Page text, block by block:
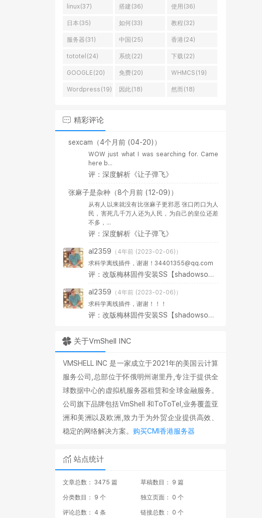
linux(37) 搭建(36) 使用(36)
日本(35) 如何(33) 教程(32)
服务器(31) 中国(25) 香港(24)
tototel(24) 系统(22) 下载(22)
GOOGLE(20) 免费(20) WHMCS(19)
Wordpress(19) 因此(18) 然而(18)
精彩评论
sexcam （4个月前 (04-20)）
WOW just what I was searching for. Came
here b...
评：深度解析《让子弹飞》
张麻子是杂种 （8个月前 (12-09)）
从有人以来就没有比张麻子更邪恶 张口闭口为人
民，害死几千万人还为人民，为自己的皇位还差
不多，...
评：深度解析《让子弹飞》
al2359 （4年前 (2023-02-06)）
求科学离线插件，谢谢！34401355@qq.com
评：改版梅林固件安装SS【shadowsocks】科学上网插件教程
al2359 （4年前 (2023-02-06)）
求科学离线插件，谢谢！！！
评：改版梅林固件安装SS【shadowsocks】科学上网插件教程
关于VmShell INC
VMSHELL INC 是一家成立于2021年的美国云计算
服务公司,总部位于怀俄明州谢里丹,专注于提供全
球数据中心的虚拟机服务器租赁和全球金融服务。
公司旗下品牌包括VmShell 和ToToTel,业务覆盖亚
洲和美洲以及欧洲,致力于为外贸企业提供高效、
稳定的网络解决方案。 购买CMI香港服务器
站点统计
文章总数： 3475 篇 草稿数目： 9 篇
分类数目： 9 个 独立页面： 0 个
评论总数： 4 条 链接总数： 0 个